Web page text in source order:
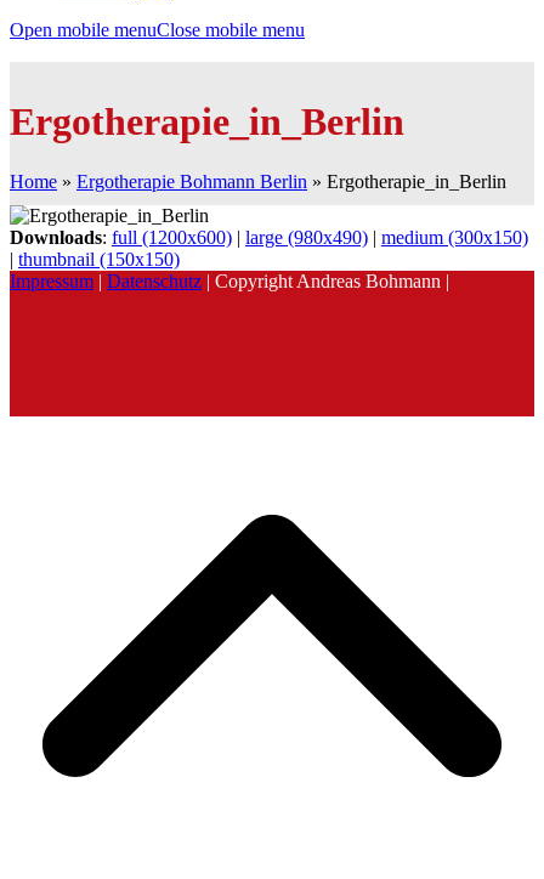
Open mobile menuClose mobile menu
Ergotherapie_in_Berlin
Home » Ergotherapie Bohmann Berlin » Ergotherapie_in_Berlin
Downloads: full (1200x600) | large (980x490) | medium (300x150)
| thumbnail (150x150)
Impressum | Datenschutz | Copyright Andreas Bohmann |